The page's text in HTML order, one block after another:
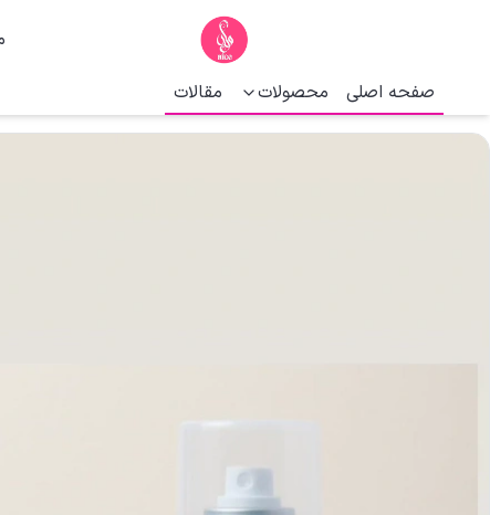
صفحه اصلی محصولات مقالات